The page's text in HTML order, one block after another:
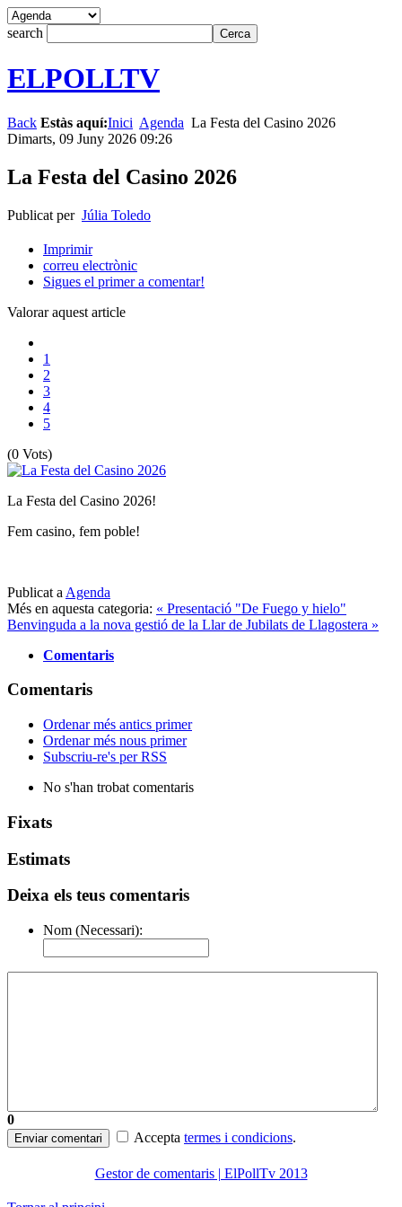
search
ELPOLLTV
Back Estàs aquí:Inici Agenda La Festa del Casino 2026
Dimarts, 09 Juny 2026 09:26
La Festa del Casino 2026
Publicat per Júlia Toledo
Imprimir
correu electrònic
Sigues el primer a comentar!
Valorar aquest article
1
2
3
4
5
(0 Vots)
La Festa del Casino 2026!
Fem casino, fem poble!
Publicat a Agenda
Més en aquesta categoria: « Presentació "De Fuego y hielo"
Benvinguda a la nova gestió de la Llar de Jubilats de Llagostera »
Comentaris
Comentaris
Ordenar més antics primer
Ordenar més nous primer
Subscriu-re's per RSS
No s'han trobat comentaris
Fixats
Estimats
Deixa els teus comentaris
Nom (Necessari):
0
Enviar comentari Accepta termes i condicions.
Gestor de comentaris | ElPollTv 2013